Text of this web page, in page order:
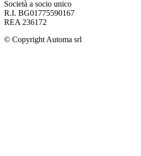
Società a socio unico
R.I. BG01775590167
REA 236172
© Copyright Automa srl